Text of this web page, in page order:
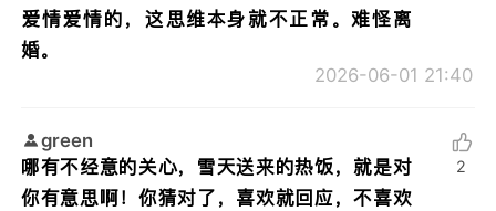
爱情爱情的，这思维本身就不正常。难怪离
婚。
2026-06-01 21:40
green
哪有不经意的关心，雪天送来的热饭，就是对
你有意思啊！你猜对了，喜欢就回应，不喜欢
2